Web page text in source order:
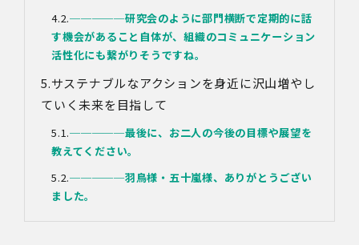
─────研究会のように部門横断で定期的に話
す機会があること自体が、組織のコミュニケーション
活性化にも繋がりそうですね。
サステナブルなアクションを身近に沢山増やし
ていく未来を目指して
─────最後に、お二人の今後の目標や展望を
教えてください。
─────羽鳥様・五十嵐様、ありがとうござい
ました。